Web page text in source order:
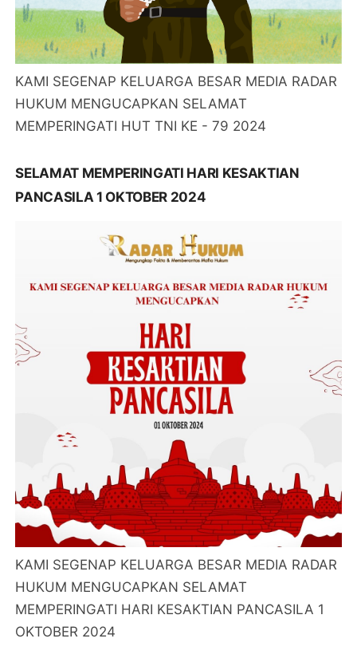
KAMI SEGENAP KELUARGA BESAR MEDIA RADAR
HUKUM MENGUCAPKAN SELAMAT
MEMPERINGATI HUT TNI KE - 79 2024
SELAMAT MEMPERINGATI HARI KESAKTIAN
PANCASILA 1 OKTOBER 2024
KAMI SEGENAP KELUARGA BESAR MEDIA RADAR
HUKUM MENGUCAPKAN SELAMAT
MEMPERINGATI HARI KESAKTIAN PANCASILA 1
OKTOBER 2024